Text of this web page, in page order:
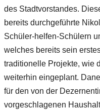
des Stadtvorstandes.
bereits durchgeführte
Schüler-helfen-Schülern
welches bereits sein
traditionelle Projekte, wie
weiterhin eingeplant.
für den von der
vorgeschlagenen